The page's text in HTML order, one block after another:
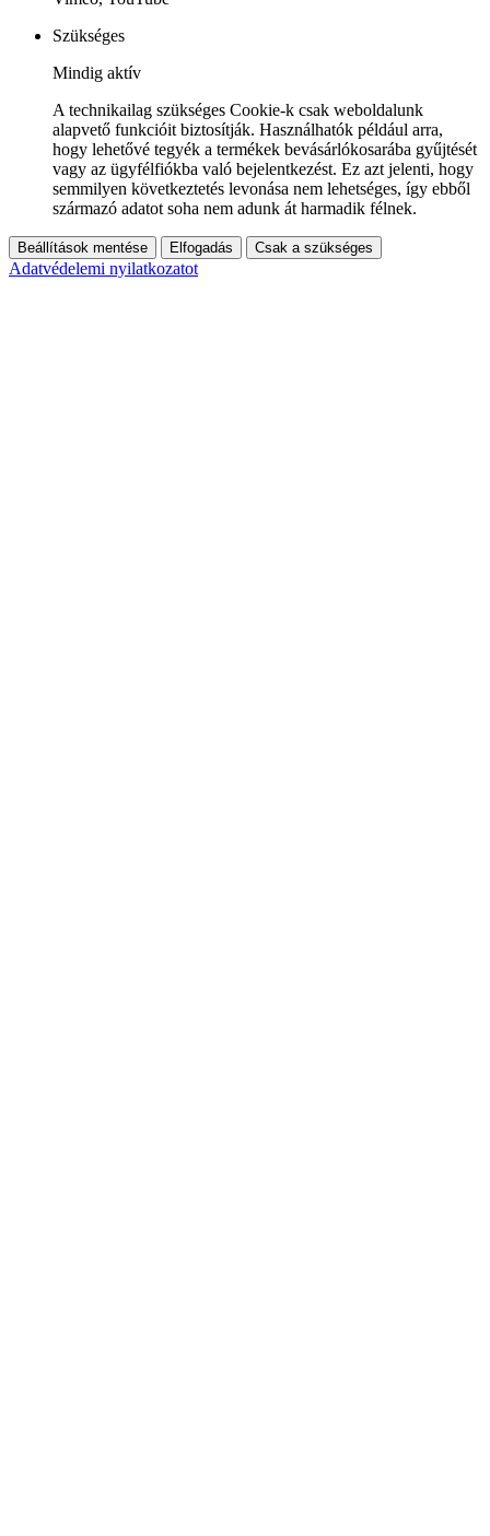
Szükséges
Mindig aktív
A technikailag szükséges Cookie-k csak weboldalunk
alapvető funkcióit biztosítják. Használhatók például arra,
hogy lehetővé tegyék a termékek bevásárlókosarába gyűjtését
vagy az ügyfélfiókba való bejelentkezést. Ez azt jelenti, hogy
semmilyen következtetés levonása nem lehetséges, így ebből
származó adatot soha nem adunk át harmadik félnek.
Beállítások mentése Elfogadás Csak a szükséges
Adatvédelemi nyilatkozatot